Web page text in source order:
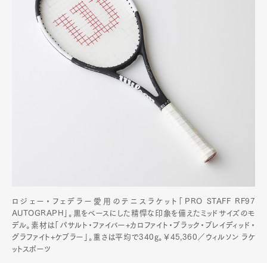
ロジェー・フェデラー愛用のテニスラケット「PRO STAFF RF97
AUTOGRAPH」。黒をベースにした精悍な印象を備えたミッドサイズのモ
デル。素材は「パサルト・ファイバー+カロファイト・ブラック・ブレイディッド・
グラファイト+ケブラー」。重さは平均で340g。￥45,360／ウィルソン ラケ
ットスポーツ